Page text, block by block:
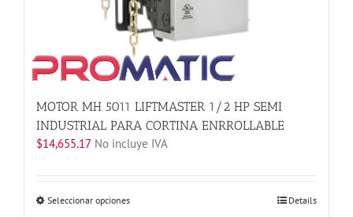
MOTOR MH 5011 LIFTMASTER 1/2 HP SEMI
INDUSTRIAL PARA CORTINA ENRROLLABLE
$14,655.17 No incluye IVA
Seleccionar opcionesEste
Details